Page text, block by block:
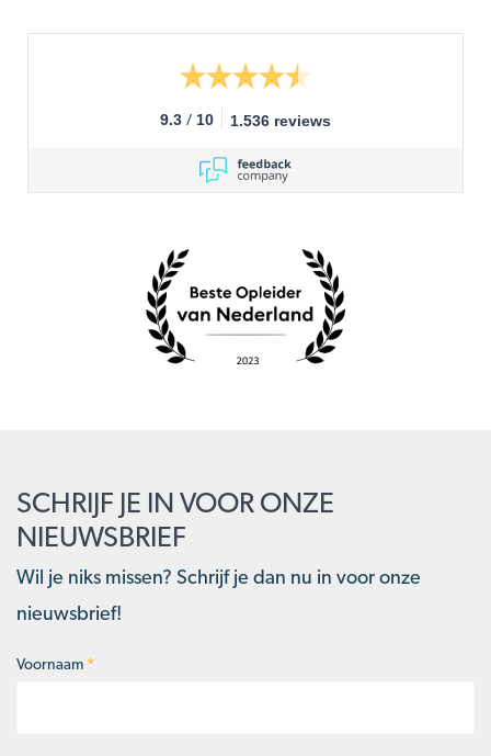
9.3 / 10 1.536 reviews
SCHRIJF JE IN VOOR ONZE
NIEUWSBRIEF
Wil je niks missen? Schrijf je dan nu in voor onze
nieuwsbrief!
Naam*
Voornaam *